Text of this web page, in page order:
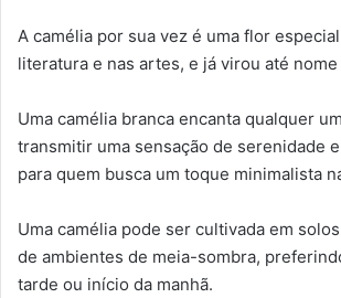
A camélia por sua vez é uma flor
literatura e nas artes, e já virou até
Uma camélia branca encanta qualquer
transmitir uma sensação de serenidade
para quem busca um toque minimalista
Uma camélia pode ser cultivada em
de ambientes de meia-sombra,
tarde ou início da manhã.